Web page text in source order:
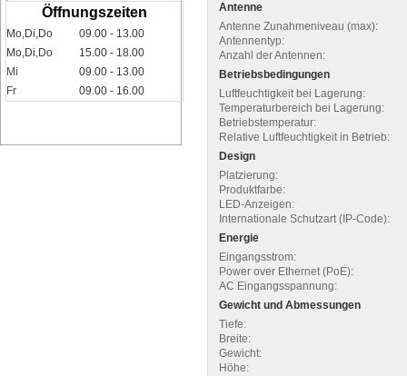
Öffnungszeiten
Mo,Di,Do
09.00 - 13.00
Mo,Di,Do
15.00 - 18.00
Mi
09.00 - 13.00
Fr
09.00 - 16.00
Antenne
Antenne Zunahmeniveau (max):
Antennentyp:
Anzahl der Antennen:
Betriebsbedingungen
Luftfeuchtigkeit bei Lagerung:
Temperaturbereich bei Lagerung:
Betriebstemperatur:
Relative Luftfeuchtigkeit in Betrieb:
Design
Platzierung:
Produktfarbe:
LED-Anzeigen:
Internationale Schutzart (IP-Code):
Energie
Eingangsstrom:
Power over Ethernet (PoE):
AC Eingangsspannung:
Gewicht und Abmessungen
Tiefe:
Breite:
Gewicht:
Höhe: